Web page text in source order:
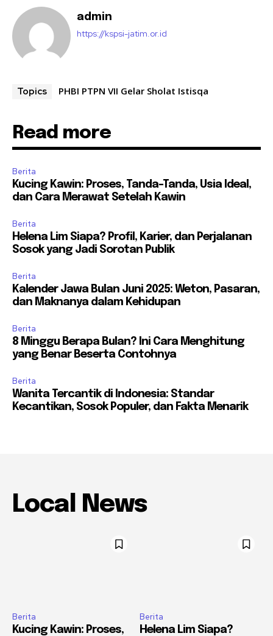
admin
https://kspsi-jatim.or.id
Topics PHBI PTPN VII Gelar Sholat Istisqa
Read more
Berita
Kucing Kawin: Proses, Tanda-Tanda, Usia Ideal,
dan Cara Merawat Setelah Kawin
Berita
Helena Lim Siapa? Profil, Karier, dan Perjalanan
Sosok yang Jadi Sorotan Publik
Berita
Kalender Jawa Bulan Juni 2025: Weton, Pasaran,
dan Maknanya dalam Kehidupan
Berita
8 Minggu Berapa Bulan? Ini Cara Menghitung
yang Benar Beserta Contohnya
Berita
Wanita Tercantik di Indonesia: Standar
Kecantikan, Sosok Populer, dan Fakta Menarik
Local News
Berita
Kucing Kawin: Proses,
Berita
Helena Lim Siapa?